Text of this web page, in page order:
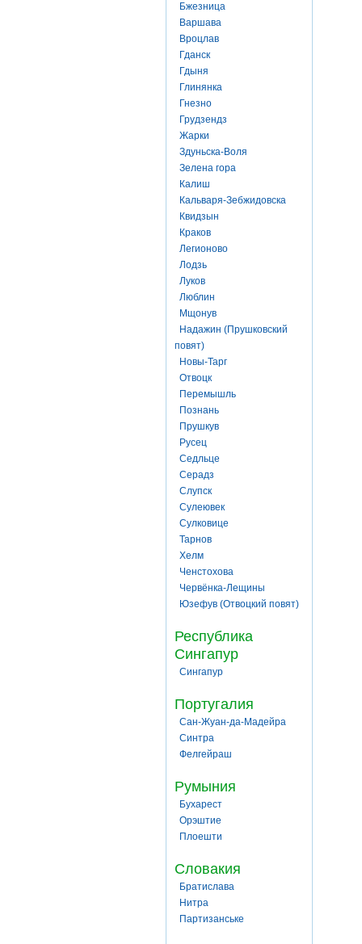
Бжезница
Варшава
Вроцлав
Гданск
Гдыня
Глинянка
Гнезно
Грудзендз
Жарки
Здуньска-Воля
Зелена гора
Калиш
Кальваря-Зебжидовска
Квидзын
Краков
Легионово
Лодзь
Луков
Люблин
Мщонув
Надажин (Прушковский
повят)
Новы-Тарг
Отвоцк
Перемышль
Познань
Прушкув
Русец
Седльце
Серадз
Слупск
Сулеювек
Сулковице
Тарнов
Хелм
Ченстохова
Червёнка-Лещины
Юзефув (Отвоцкий повят)
Республика
Сингапур
Сингапур
Португалия
Сан-Жуан-да-Мадейра
Синтра
Фелгейраш
Румыния
Бухарест
Орэштие
Плоешти
Словакия
Братислава
Нитра
Партизанське